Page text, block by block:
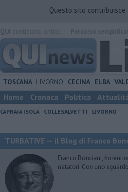
Questo sito
TOSCANA LIVORNO CECINA ELBA
Home Cronaca Politica
CAPRAIA ISOLA COLLESALVETTI LIVORNO
TURBATIVE — il Blog di Franco
Franco Bonciani,
natatori. Con uno